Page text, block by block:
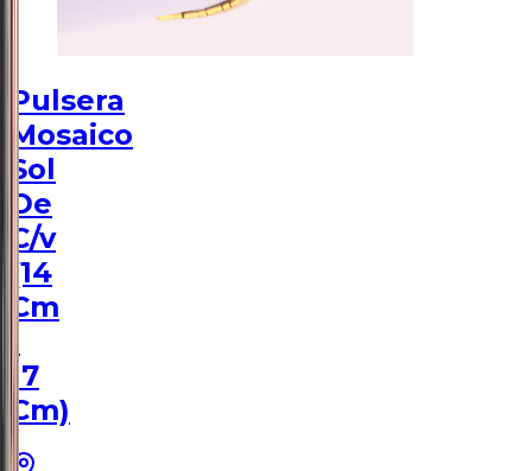
Pulsera
Mosaico
Sol
De
C/v
(14
Cm
17
Cm)